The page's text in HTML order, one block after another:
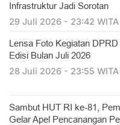
Infrastruktur Jadi Sorotan
29 Juli 2026 - 23:42 WITA
Lensa Foto Kegiatan
Edisi Bulan Juli 2026
28 Juli 2026 - 23:55 WITA
Sambut HUT RI ke-81,
Gelar Apel Pencanangan